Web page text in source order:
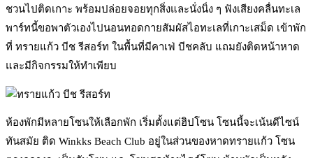
ชวนไปติดเกาะ พร้อมปล่อยจอยทุกสิ่งและนั่งนิ่ง ๆ ฟังเสียงคลื่นทะเล
พาร์ทนี้ขอพาตัวเองไปนอนทอดกายสัมผัสไอทะเลที่เกาะเสม็ด เข้าพัก
ที่ ทรายแก้ว บีช รีสอร์ท ในพื้นที่มีคาเฟ่ บีชคลับ แถมยังติดหน้าหาด
และมีกิจกรรมให้ทำเพียบ
ห้องพักมีหลายโซนให้เลือกพัก เริ่มตั้งแต่ฮิปโซน โซนนี้จะเน้นดีไซน์
ทันสมัย ติด Winkks Beach Club อยู่ในส่วนของหาดทรายแก้ว โซน